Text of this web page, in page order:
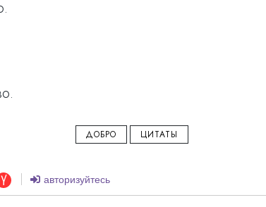
ДОБРО ЦИТАТЫ
авторизуйтесь